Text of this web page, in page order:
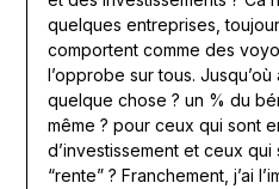
quelques entreprises,
comportent comme des
l’opprobe sur tous.
quelque chose ? un % du
même ? pour ceux qui sont
d’investissement et ceux
“rente” ? Franchement, j’ai